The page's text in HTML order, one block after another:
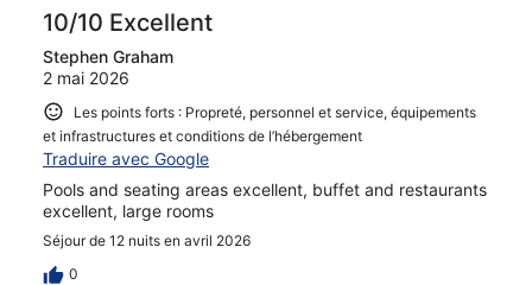
10/10 Excellent
Stephen Graham
2 mai 2026
Les points forts : Propreté, personnel et service, équipements
et infrastructures et conditions de l’hébergement
Traduire avec Google
Pools and seating areas excellent, buffet and restaurants
excellent, large rooms
Séjour de 12 nuits en avril 2026
0